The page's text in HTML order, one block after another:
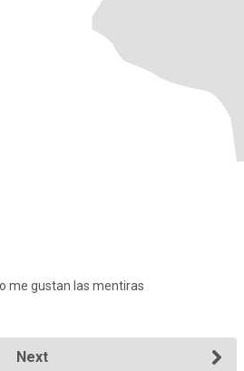
me gustan las mentiras
Next